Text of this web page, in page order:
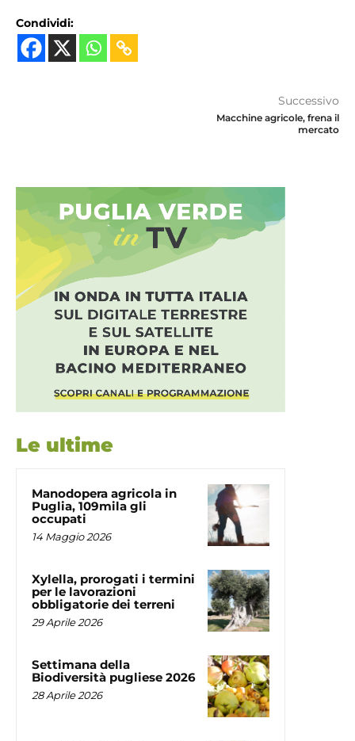
Condividi:
Successivo
Macchine agricole, frena il
mercato
Le ultime
Manodopera agricola in
Puglia, 109mila gli
occupati
14 Maggio 2026
Xylella, prorogati i termini
per le lavorazioni
obbligatorie dei terreni
29 Aprile 2026
Settimana della
Biodiversità pugliese 2026
28 Aprile 2026